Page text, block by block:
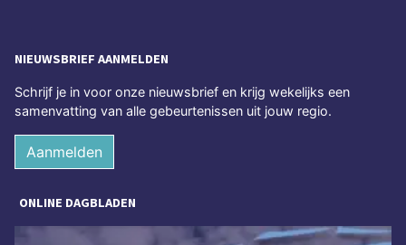
NIEUWSBRIEF AANMELDEN
Schrijf je in voor onze nieuwsbrief en krijg wekelijks een
samenvatting van alle gebeurtenissen uit jouw regio.
Aanmelden
ONLINE DAGBLADEN